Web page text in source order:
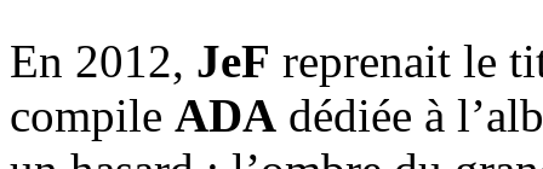
En 2012, JeF reprenait le
compile ADA dédiée à